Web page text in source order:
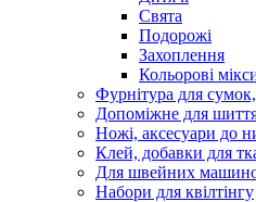
Свята
Подорожі
Захоплення
Кольорові
Фурнітура для
Допоміжне для
Ножі, аксесуари до
Клей, добавки для
Для швейних
Набори для квілтінгу